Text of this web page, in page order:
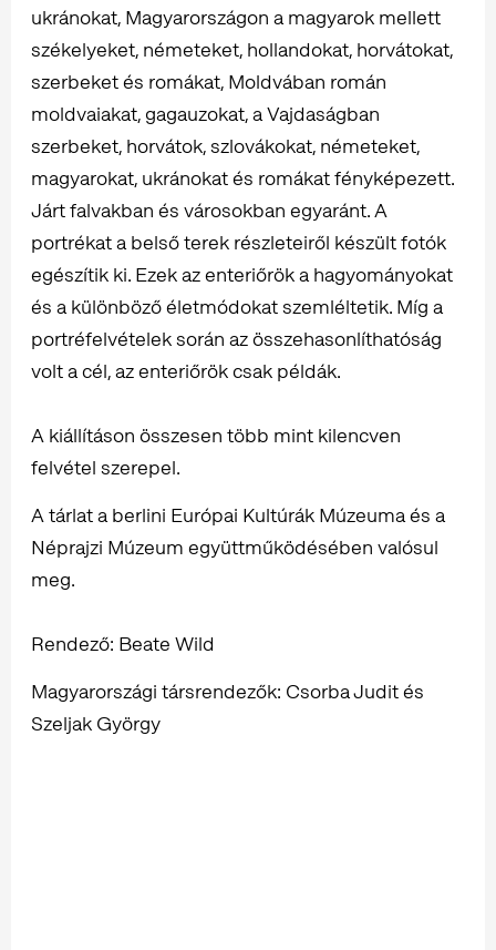
ukránokat, Magyarországon a magyarok mellett
székelyeket, németeket, hollandokat, horvátokat,
szerbeket és romákat, Moldvában román
moldvaiakat, gagauzokat, a Vajdaságban
szerbeket, horvátok, szlovákokat, németeket,
magyarokat, ukránokat és romákat fényképezett.
Járt falvakban és városokban egyaránt. A
portrékat a belső terek részleteiről készült fotók
egészítik ki. Ezek az enteriőrök a hagyományokat
és a különböző életmódokat szemléltetik. Míg a
portréfelvételek során az összehasonlíthatóság
volt a cél, az enteriőrök csak példák.
A kiállításon összesen több mint kilencven
felvétel szerepel.
A tárlat a berlini Európai Kultúrák Múzeuma és a
Néprajzi Múzeum együttműködésében valósul
meg.
Rendező: Beate Wild
Magyarországi társrendezők: Csorba Judit és
Szeljak György